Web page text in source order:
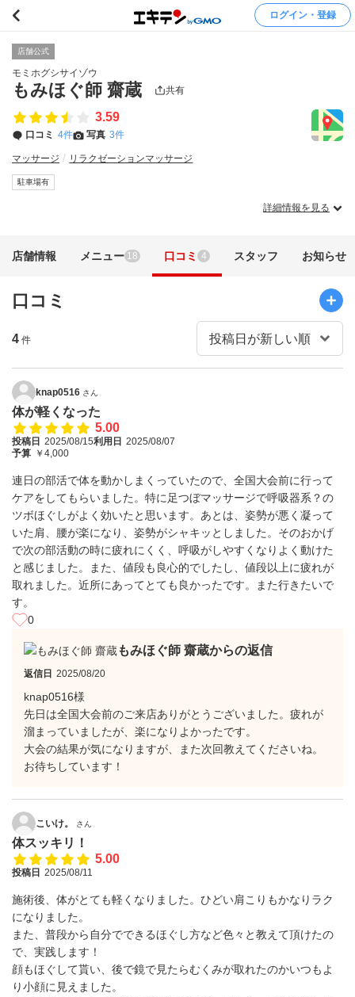
ログイン・登録
店舗公式
モミホグシサイゾウ
もみほぐ師 齋蔵 共有
3.59
口コミ 4件 写真 3件
マッサージ リラクゼーションマッサージ
駐車場有
詳細情報を見る
店舗情報 メニュー 18 口コミ 4 スタッフ お知らせ
口コミ
4 件
knap0516 さん
体が軽くなった
5.00
投稿日 2025/08/15利用日 2025/08/07
予算 ￥4,000
連日の部活で体を動かしまくっていたので、全国大会前に行って
ケアをしてもらいました。特に足つぼマッサージで呼吸器系？の
ツボほぐしがよく効いたと思います。あとは、姿勢が悪く凝って
いた肩、腰が楽になり、姿勢がシャキッとしました。そのおかげ
で次の部活動の時に疲れにくく、呼吸がしやすくなりよく動けた
と感じました。また、値段も良心的でしたし、値段以上に疲れが
取れました。近所にあってとても良かったです。また行きたいで
す。
0
もみほぐ師 齋蔵からの返信
返信日 2025/08/20
knap0516様
先日は全国大会前のご来店ありがとうございました。疲れが
溜まっていましたが、楽になりよかったです。
大会の結果が気になりますが、また次回教えてくださいね。
お待ちしています！
こいけ。 さん
体スッキリ！
5.00
投稿日 2025/08/11
施術後、体がとても軽くなりました。ひどい肩こりもかなりラク
になりました。
また、普段から自分でできるほぐし方など色々と教えて頂けたの
で、実践します！
顔もほぐして貰い、後で鏡で見たらむくみが取れたのかいつもよ
り小顔に見えました。